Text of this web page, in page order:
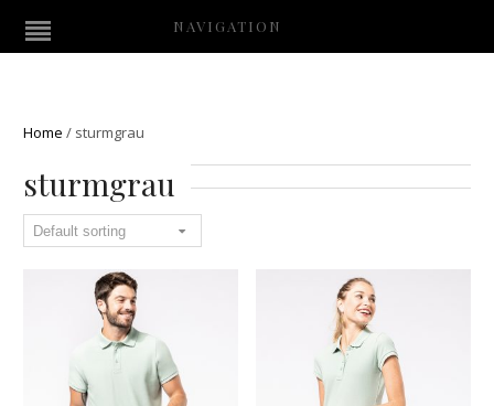
NAVIGATION
Home / sturmgrau
sturmgrau